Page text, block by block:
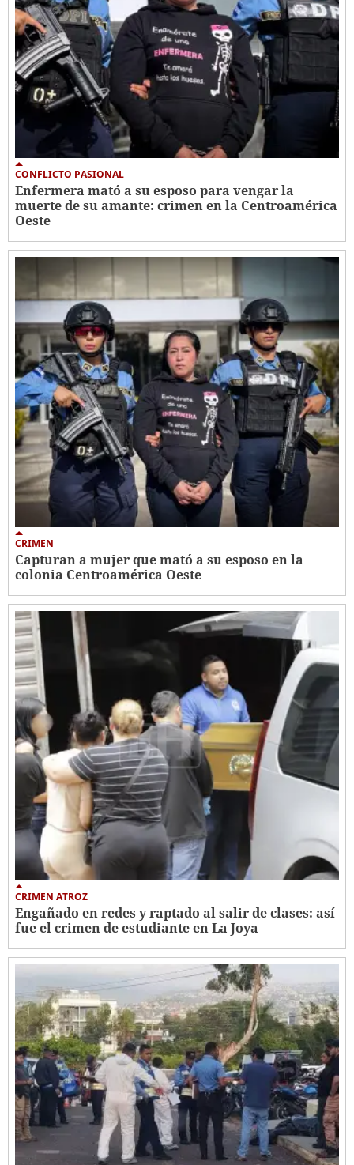
CONFLICTO PASIONAL
Enfermera mató a su esposo para vengar la
muerte de su amante: crimen en la Centroamérica
Oeste
CRIMEN
Capturan a mujer que mató a su esposo en la
colonia Centroamérica Oeste
CRIMEN ATROZ
Engañado en redes y raptado al salir de clases: así
fue el crimen de estudiante en La Joya